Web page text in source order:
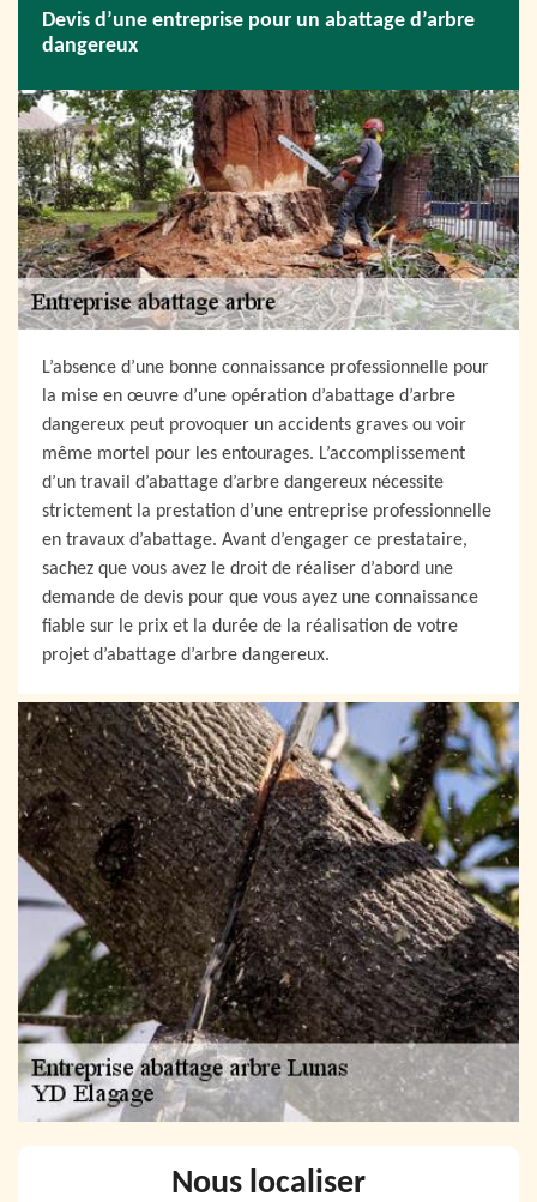
Devis d’une entreprise pour un abattage d’arbre
dangereux
L’absence d’une bonne connaissance professionnelle pour
la mise en œuvre d’une opération d’abattage d’arbre
dangereux peut provoquer un accidents graves ou voir
même mortel pour les entourages. L’accomplissement
d’un travail d’abattage d’arbre dangereux nécessite
strictement la prestation d’une entreprise professionnelle
en travaux d’abattage. Avant d’engager ce prestataire,
sachez que vous avez le droit de réaliser d’abord une
demande de devis pour que vous ayez une connaissance
fiable sur le prix et la durée de la réalisation de votre
projet d’abattage d’arbre dangereux.
Nous localiser